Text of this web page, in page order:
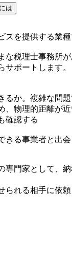
は
を提供する業
な税理士事務所
ポートします。
るか。複雑な問
、物理的距離が
確認する
る事業者と出会
専門家として、
れる相手に依頼